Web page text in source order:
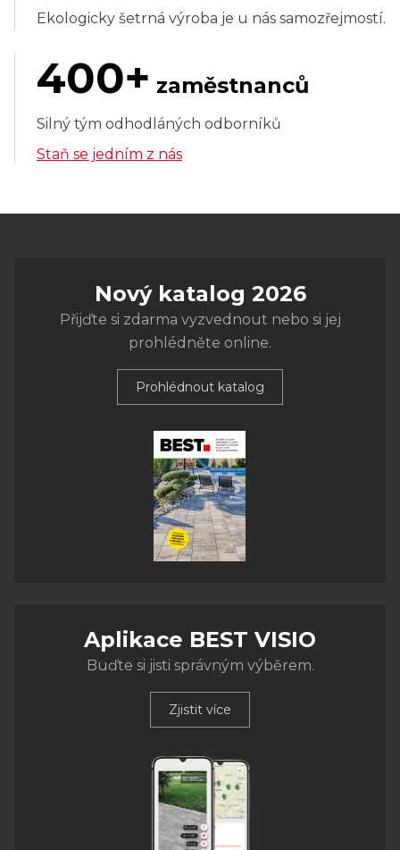
Ekologicky šetrná výroba je u nás samozřejmostí.
400+ zaměstnanců
Silný tým odhodláných odborníků
Staň se jedním z nás
Nový katalog 2026
Přijďte si zdarma vyzvednout nebo si jej
prohlédněte online.
Prohlédnout katalog
Aplikace BEST VISIO
Buďte si jisti správným výběrem.
Zjistit více